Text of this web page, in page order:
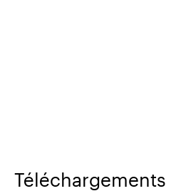
Téléchargements